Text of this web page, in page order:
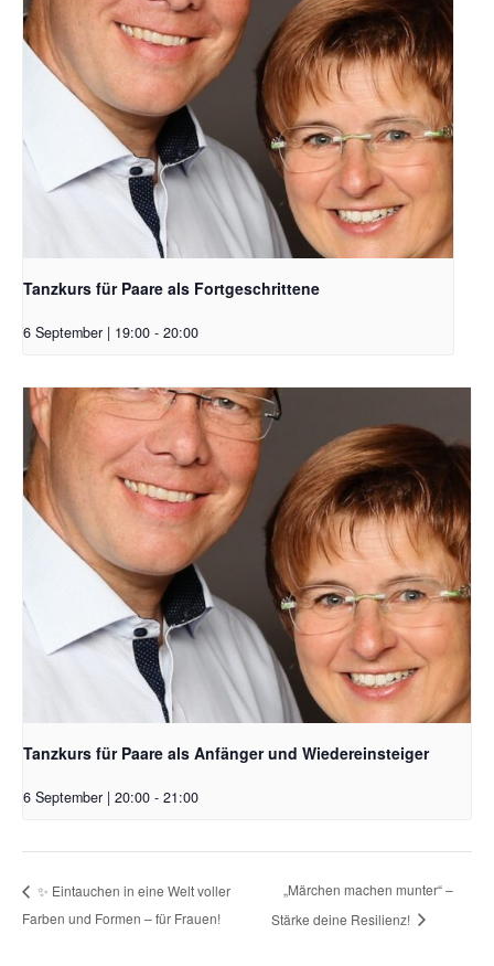
Tanzkurs für Paare als Fortgeschrittene
6 September | 19:00 - 20:00
Tanzkurs für Paare als Anfänger und Wiedereinsteiger
6 September | 20:00 - 21:00
✨ Eintauchen in eine Welt voller
Farben und Formen – für Frauen!
„Märchen machen munter“ –
Stärke deine Resilienz!